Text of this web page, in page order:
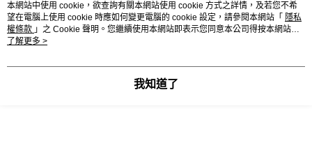
熱門標籤
本網站中使用 cookie，欲查詢有關本網站使用 cookie 方式之詳情，及若您不希
望在電腦上使用 cookie 時應如何變更電腦的 cookie 設定，請參閱本網站「 隱私
權條款 」之 Cookie 聲明。您繼續使用本網站即表示您同意本公司得按本網站使
用條款之 Cookie 聲明使用 cookie。
了解更多 >
我知道了